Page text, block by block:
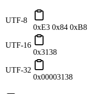
UTF-8
0xE3 0x84 0xB8
UTF-16
0x3138
UTF-32
0x00003138